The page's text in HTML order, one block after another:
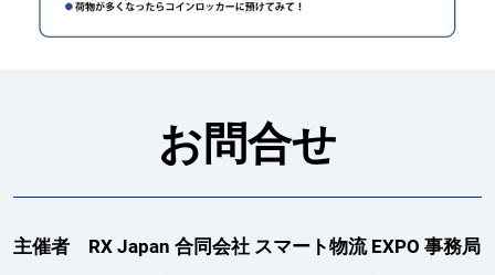
お問合せ
主催者 RX Japan 合同会社 スマート物流 EXPO 事務局